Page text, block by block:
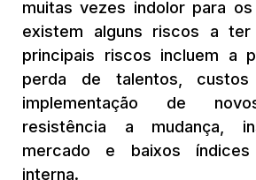
muitas vezes indolor para os
existem alguns riscos a
principais riscos incluem a
perda de talentos, custos
implementação de
resistência a mudança,
mercado e baixos
interna.